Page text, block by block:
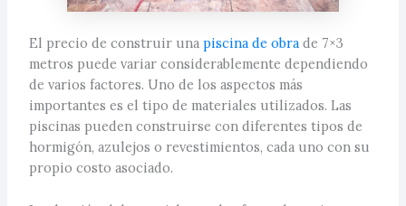
El precio de construir una piscina de obrade 7×3
metros puede variar considerablemente dependiendo
de varios factores. Uno de los aspectos más
importantes es el tipo de materiales utilizados. Las
piscinas pueden construirse con diferentes tipos de
hormigón, azulejos o revestimientos, cada uno con su
propio costo asociado.